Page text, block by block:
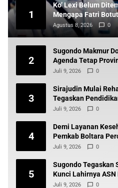
1
Ko’ Lexi Belum
Mengapa Fatri
Agustus 8, 2026 0
2
Sugondo Makmur
Agenda Tetap
Disuarakan
Juli 9, 2026 0
3
Sirajudin Mulai
Tegaskan
Juli 9, 2026 0
4
Demi Layanan
Pemkab Boltara
BLUD
Juli 9, 2026 0
5
Sugondo Tegaskan
Kunci Lahirnya
Berintegritas
Juli 9, 2026 0